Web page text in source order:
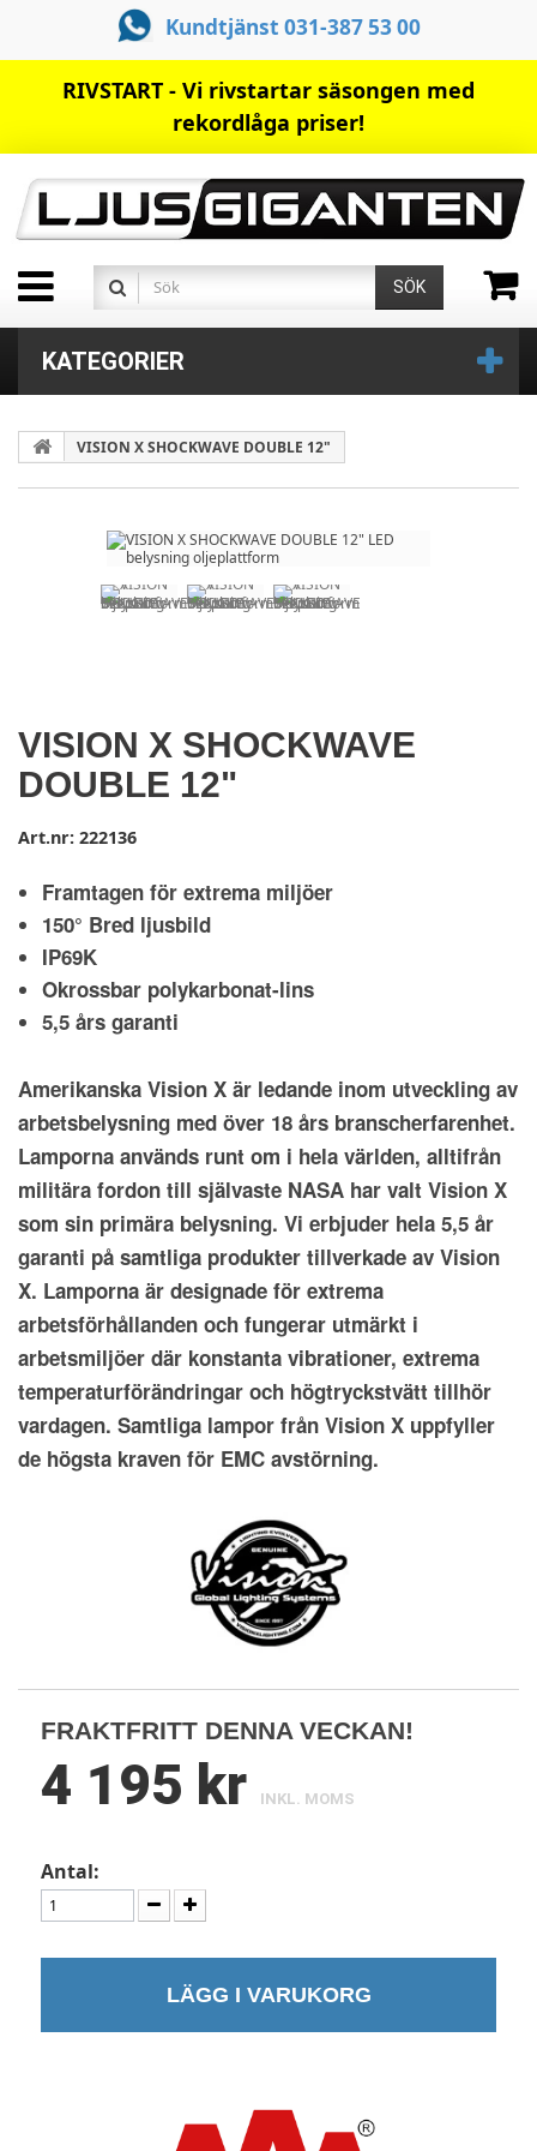
Kundtjänst 031-387 53 00
RIVSTART - Vi rivstartar säsongen med
rekordlåga priser!
SÖK
KATEGORIER
VISION X SHOCKWAVE DOUBLE 12"
VISION X SHOCKWAVE
DOUBLE 12"
Art.nr: 222136
Framtagen för extrema miljöer
150° Bred ljusbild
IP69K
Okrossbar polykarbonat-lins
5,5 års garanti
Amerikanska Vision X är ledande inom utveckling av
arbetsbelysning med över 18 års branscherfarenhet.
Lamporna används runt om i hela världen, alltifrån
militära fordon till självaste NASA har valt Vision X
som sin primära belysning. Vi erbjuder hela 5,5 år
garanti på samtliga produkter tillverkade av Vision
X. Lamporna är designade för extrema
arbetsförhållanden och fungerar utmärkt i
arbetsmiljöer där konstanta vibrationer, extrema
temperaturförändringar och högtryckstvätt tillhör
vardagen. Samtliga lampor från Vision X uppfyller
de högsta kraven för EMC avstörning.
FRAKTFRITT DENNA VECKAN!
4 195 kr INKL. MOMS
Antal:
LÄGG I VARUKORG